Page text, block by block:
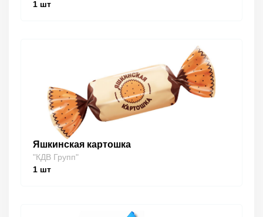
1 шт
Яшкинская картошка
"КДВ Групп"
1 шт